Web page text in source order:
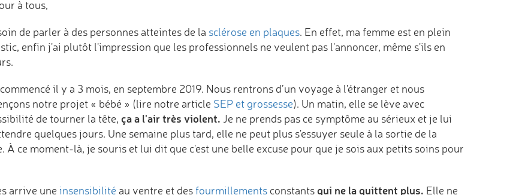
à tous,
de parler à des personnes atteintes de la sclérose en plaques. En effet, ma femme est en plein
enfin j'ai plutôt l'impression que les professionnels ne veulent pas l'annoncer, même s'ils en
il y a 3 mois, en septembre 2019. Nous rentrons d’un voyage à l'étranger et nous
notre projet « bébé » (lire notre article SEP et grossesse). Un matin, elle se lève avec
de tourner la tête, ça a l'air très violent. Je ne prends pas ce symptôme au sérieux et je lui
quelques jours. Une semaine plus tard, elle ne peut plus s'essuyer seule à la sortie de la
À ce moment-là, je souris et lui dit que c'est une belle excuse pour que je sois aux petits soins pour
arrive une insensibilité au ventre et des fourmillementsconstantsqui ne la quittent plus. Elle ne